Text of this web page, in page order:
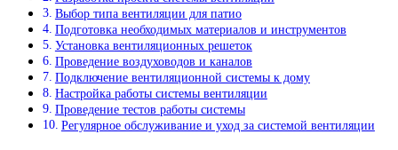
Выбор типа вентиляции для патио
Подготовка необходимых материалов и инструментов
Установка вентиляционных решеток
Проведение воздуховодов и каналов
Подключение вентиляционной системы к дому
Настройка работы системы вентиляции
Проведение тестов работы системы
Регулярное обслуживание и уход за системой вентиляции